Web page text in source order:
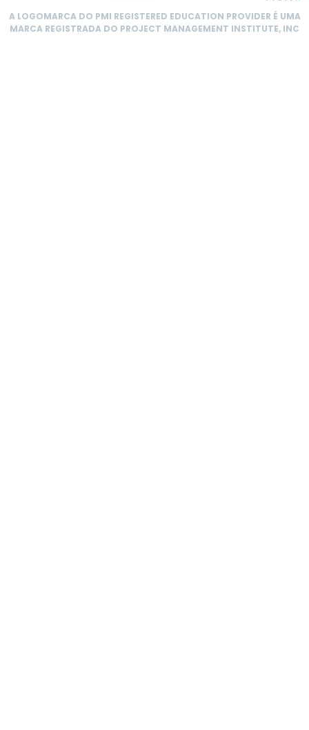
A LOGOMARCA DO PMI REGISTERED EDUCATION PROVIDER É UMA
MARCA REGISTRADA DO PROJECT MANAGEMENT INSTITUTE, INC